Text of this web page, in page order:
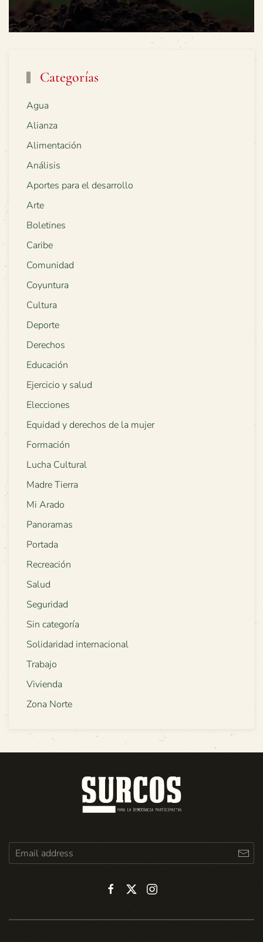
Categorías
Agua
Alianza
Alimentación
Análisis
Aportes para el desarrollo
Arte
Boletines
Caribe
Comunidad
Coyuntura
Cultura
Deporte
Derechos
Educación
Ejercicio y salud
Elecciones
Equidad y derechos de la mujer
Formación
Lucha Cultural
Madre Tierra
Mi Arado
Panoramas
Portada
Recreación
Salud
Seguridad
Sin categoría
Solidaridad internacional
Trabajo
Vivienda
Zona Norte